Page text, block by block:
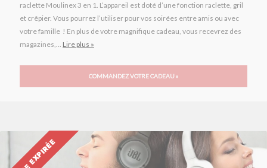
raclette Moulinex 3 en 1. L’appareil est doté d’une fonction raclette, gril
et crêpier. Vous pourrez l’utiliser pour vos soirées entre amis ou avec
votre famille ! En plus de votre magnifique cadeau, vous recevrez des
magazines,... Lire plus »
COMMANDEZ VOTRE CADEAU »